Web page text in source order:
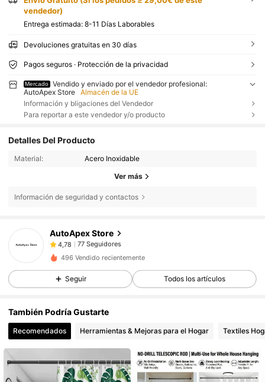
vendedor)
Entrega estimada: 8-11 Días Laborables
Devoluciones gratuitas en 30 días
Pagos seguros · Protección de la privacidad
Mercado
Vendido y enviado por el vendedor profesional:
AutoApex Store
Almacén de la UE
Información y bligaciones del Vendedor
Para reportar a este vendedor y/o producto
Detalles Del Producto
Material: Acero Inoxidable
Ver más
Información de seguridad y contactos
AutoApex Store
4,78
77 Seguidores
h***6seguido hace
4,78
77 Seguidores
4,78 77 Seguidores
4,78 77 Seguidores
4,78 77 Seguidores
4,78 77 Seguidores
496 Vendido recientemente
Seguir Todos los artículos
También Podría Gustarte
Recomendados Herramientas & Mejoras para el Hogar Textiles